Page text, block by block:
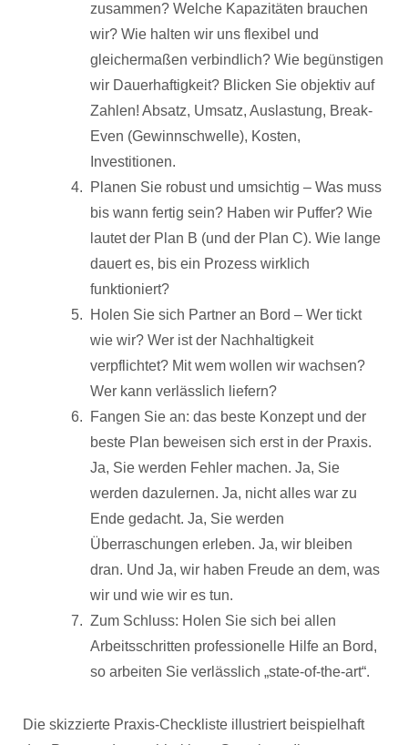
zusammen? Welche Kapazitäten brauchen
wir? Wie halten wir uns flexibel und
gleichermaßen verbindlich? Wie begünstigen
wir Dauerhaftigkeit? Blicken Sie objektiv auf
Zahlen! Absatz, Umsatz, Auslastung, Break-
Even (Gewinnschwelle), Kosten,
Investitionen.
Planen Sie robust und umsichtig – Was muss
bis wann fertig sein? Haben wir Puffer? Wie
lautet der Plan B (und der Plan C). Wie lange
dauert es, bis ein Prozess wirklich
funktioniert?
Holen Sie sich Partner an Bord – Wer tickt
wie wir? Wer ist der Nachhaltigkeit
verpflichtet? Mit wem wollen wir wachsen?
Wer kann verlässlich liefern?
Fangen Sie an: das beste Konzept und der
beste Plan beweisen sich erst in der Praxis.
Ja, Sie werden Fehler machen. Ja, Sie
werden dazulernen. Ja, nicht alles war zu
Ende gedacht. Ja, Sie werden
Überraschungen erleben. Ja, wir bleiben
dran. Und Ja, wir haben Freude an dem, was
wir und wie wir es tun.
Zum Schluss: Holen Sie sich bei allen
Arbeitsschritten professionelle Hilfe an Bord,
so arbeiten Sie verlässlich „state-of-the-art“.
Die skizzierte Praxis-Checkliste illustriert beispielhaft